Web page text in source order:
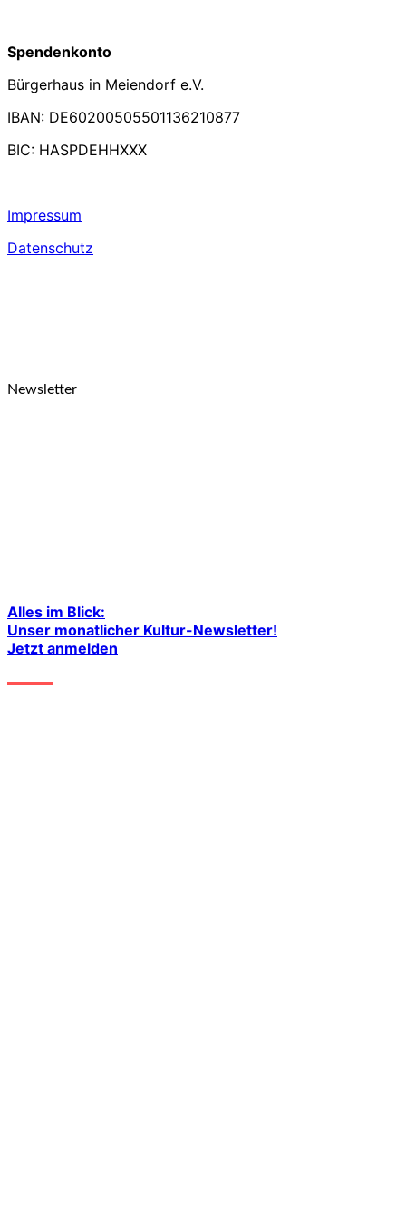
Spendenkonto
Bürgerhaus in Meiendorf e.V.
IBAN: DE60200505501136210877
BIC: HASPDEHHXXX
Impressum
Datenschutz
Newsletter
Alles im Blick:
Unser monatlicher Kultur-Newsletter!
Jetzt anmelden